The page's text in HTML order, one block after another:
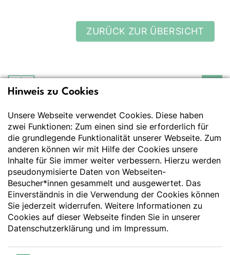
ZURÜCK ZUR ÜBERSICHT
Deutsche Gesellschaft
Der Wissenschaft verpflichtet - Ihre Partnerin für
Essen und Trinken
Deutsche Gesellschaft für Ernährung e. V.
Godesberger Allee 136
53175 Bonn
Tel:+49 228 3776-600
Fax:+49 228 3776-800
E-Mail:webmaster@dge.de
Hinweis zu Cookies
Unsere Webseite verwendet Cookies. Diese haben
zwei Funktionen: Zum einen sind sie erforderlich für
die grundlegende Funktionalität unserer Webseite. Zum
anderen können wir mit Hilfe der Cookies unsere
Inhalte für Sie immer weiter verbessern. Hierzu werden
pseudonymisierte Daten von Webseiten-
Besucher*innen gesammelt und ausgewertet. Das
Einverständnis in die Verwendung der Cookies können
Sie jederzeit widerrufen. Weitere Informationen zu
Cookies auf dieser Webseite finden Sie in unserer
Datenschutzerklärung und im Impressum.